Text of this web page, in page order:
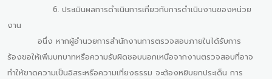
6. ประเมินผลการดำเนินการเกี่ยวกับการดำเนินงานของหน่วย
งาน
อนึ่ง หากผู้อำนวยการสำนักงานการตรวจสอบภายในได้รับการ
ร้องขอให้เพิ่มบทบาทหรือความรับผิดชอบนอกเหนือจากงานตรวจสอบที่อาจ
ทำให้ขาดความเป็นอิสระหรือความเที่ยงธรรม จะต้องหยิบยกประเด็น การ